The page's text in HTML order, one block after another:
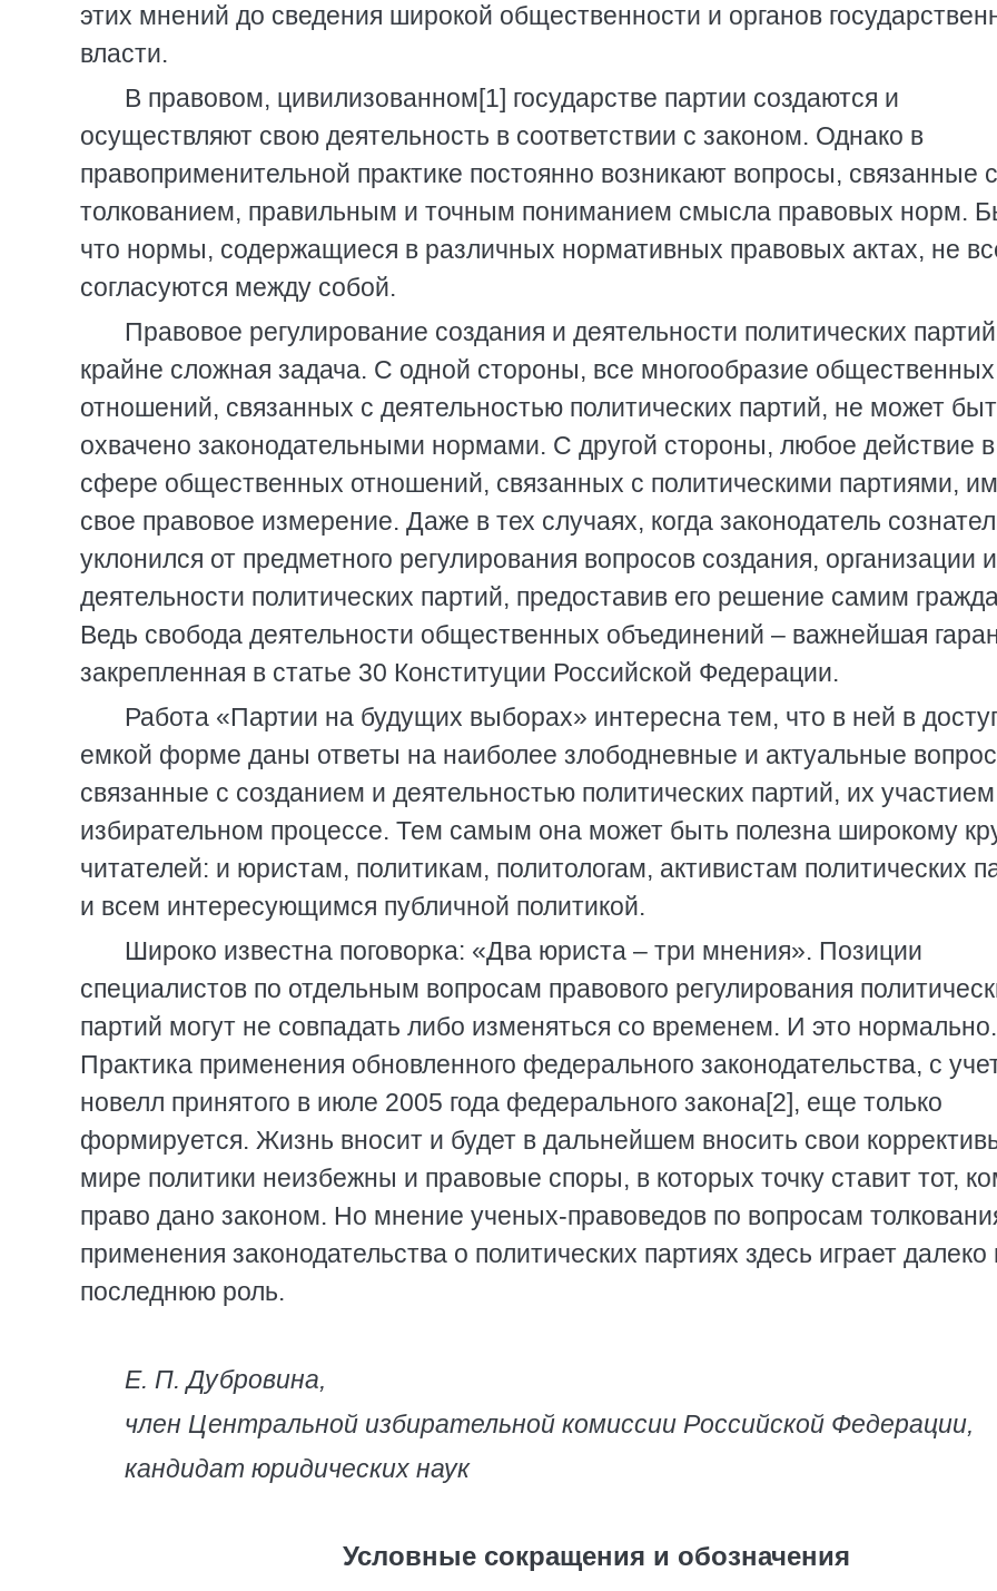
этих мнений до сведения широкой общественности и органов
власти.
В правовом, цивилизованном[1] государстве партии создаются и
осуществляют свою деятельность в соответствии с законом. Однако в
правоприменительной практике постоянно возникают вопросы, связанные с
толкованием, правильным и точным пониманием смысла правовых норм.
что нормы, содержащиеся в различных нормативных правовых актах, не
согласуются между собой.
Правовое регулирование создания и деятельности политических
крайне сложная задача. С одной стороны, все многообразие общественных
отношений, связанных с деятельностью политических партий, не может
охвачено законодательными нормами. С другой стороны, любое действие в
сфере общественных отношений, связанных с политическими партиями,
свое правовое измерение. Даже в тех случаях, когда законодатель
уклонился от предметного регулирования вопросов создания, организации и
деятельности политических партий, предоставив его решение самим
Ведь свобода деятельности общественных объединений – важнейшая
закрепленная в статье 30 Конституции Российской Федерации.
Работа «Партии на будущих выборах» интересна тем, что в ней в
емкой форме даны ответы на наиболее злободневные и актуальные
связанные с созданием и деятельностью политических партий, их
избирательном процессе. Тем самым она может быть полезна широкому
читателей: и юристам, политикам, политологам, активистам политических
и всем интересующимся публичной политикой.
Широко известна поговорка: «Два юриста – три мнения». Позиции
специалистов по отдельным вопросам правового регулирования
партий могут не совпадать либо изменяться со временем. И это нормально.
Практика применения обновленного федерального законодательства, с
новелл принятого в июле 2005 года федерального закона[2], еще только
формируется. Жизнь вносит и будет в дальнейшем вносить свои
мире политики неизбежны и правовые споры, в которых точку ставит тот,
право дано законом. Но мнение ученых-правоведов по вопросам
применения законодательства о политических партиях здесь играет далеко
последнюю роль.
Е. П. Дубровина,
член Центральной избирательной комиссии Российской Федерации,
кандидат юридических наук
Условные сокращения и обозначения